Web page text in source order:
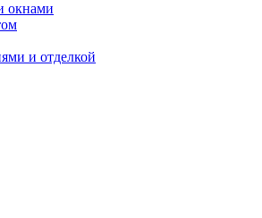
окнами
и отделкой